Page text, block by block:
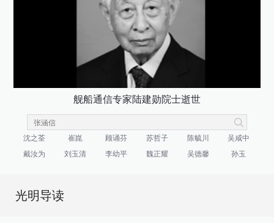
舰船通信专家陆建勋院士逝世
沈之荃 崔崑 顾诵芬 苏哲子 陈毓川
吴咸中
戴汝为
刘玉清 李幼平 魏正耀 吴德馨 孙玉
光明导读